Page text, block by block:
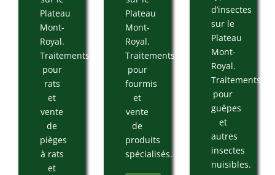
Plateau
Mont-
Royal.
Traitements
pour
rats
et
vente
de
pièges
à rats
et
Plateau
Mont-
Royal.
Traitements
pour
fourmis
et
vente
de
produits
spécialisés.
d’insectes
sur le
Plateau
Mont-
Royal.
Traitements
pour
guêpes
et
autres
insectes
nuisibles.